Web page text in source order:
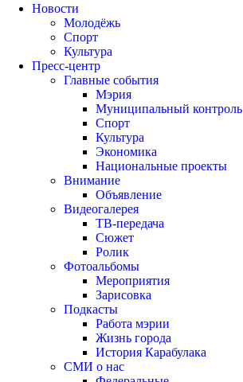
Новости
Молодёжь
Спорт
Культура
Пресс-центр
Главные события
Мэрия
Муниципальный контроль
Спорт
Культура
Экономика
Национальные проекты
Внимание
Объявление
Видеогалерея
ТВ-передача
Сюжет
Ролик
Фотоальбомы
Мероприятия
Зарисовка
Подкасты
Работа мэрии
Жизнь города
История Карабулака
СМИ о нас